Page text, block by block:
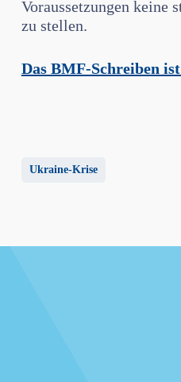
Voraussetzungen keine
zu stellen.
Das BMF-Schreiben
Ukraine-Krise